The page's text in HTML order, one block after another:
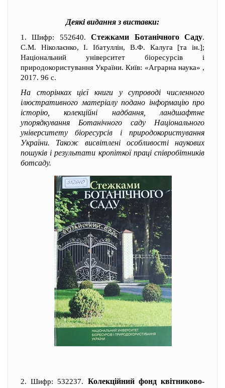
Деякі видання з виставки:
1. Шифр: 552640.Стежками Ботанічного Саду.
С.М. Ніколаєнко, І. Ібатуллін, В.Ф. Калуга [та ін.];
Національний університет біоресурсів і
природокористування України. Київ: «Аграрна наука» ,
2017. 96 с.
На сторінках цієї книги у супроводі численного
ілюстративного матеріалу подано інформацію про
історію, колекційні надбання, ландшафтне
упорядкування Ботанічного саду Національного
університету біоресурсів і природокористування
України. Також висвітлені особливості наукових
пошуків і результати кропіткої праці співробітників
ботсаду.
2. Шифр: 532237. Колекційний фонд квітниково-